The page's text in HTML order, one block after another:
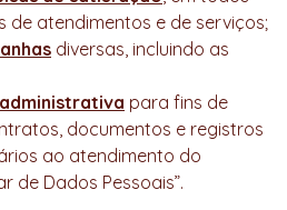
de atendimentos e de serviços;
diversas, incluindo as
para fins de
documentos e registros
ao atendimento do
de Dados Pessoais”.